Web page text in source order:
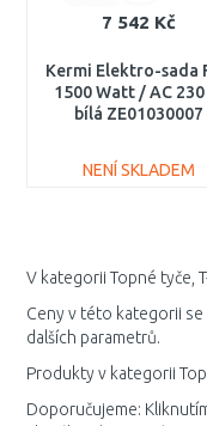
7 542 Kč
Kermi Elektro-sada
1500 Watt / AC 230
bílá ZE01030007
NENÍ SKLADEM
V kategorii Topné tyče,
Ceny v této kategorii se
dalších parametrů.
Produkty v kategorii
Doporučujeme: